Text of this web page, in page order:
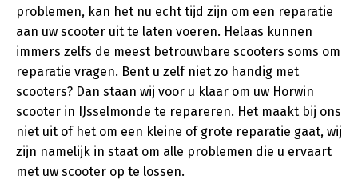
problemen, kan het nu echt tijd zijn om een reparatie
aan uw scooter uit te laten voeren. Helaas kunnen
immers zelfs de meest betrouwbare scooters soms om
reparatie vragen. Bent u zelf niet zo handig met
scooters? Dan staan wij voor u klaar om uw Horwin
scooter in IJsselmonde te repareren. Het maakt bij ons
niet uit of het om een kleine of grote reparatie gaat, wij
zijn namelijk in staat om alle problemen die u ervaart
met uw scooter op te lossen.